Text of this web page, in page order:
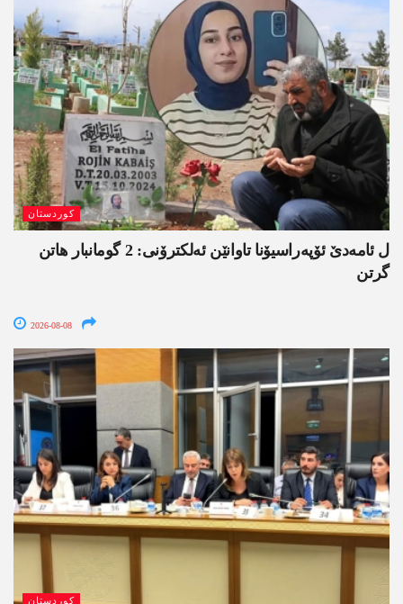
کوردستان
ل ئامەدێ ئۆپەراسیۆنا تاوانێن ئەلکترۆنی: 2 گومانبار ھاتن
گرتن
2026-08-08
کوردستان